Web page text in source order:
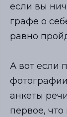
если вы
графе о
равно
А вот если
анкеты
первое,